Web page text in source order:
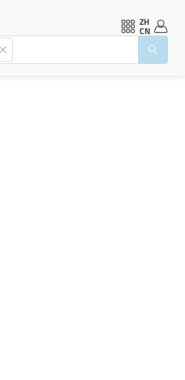
ZH
CN